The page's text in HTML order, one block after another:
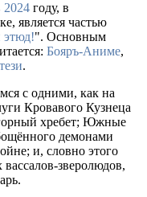
2024 году, в
является частью
этюд!". Основным
Бояръ-Аниме,
.
с одними, как на
Кровавого Кузнеца
хребет; Южные
демонами
и, словно этого
зверолюдов,